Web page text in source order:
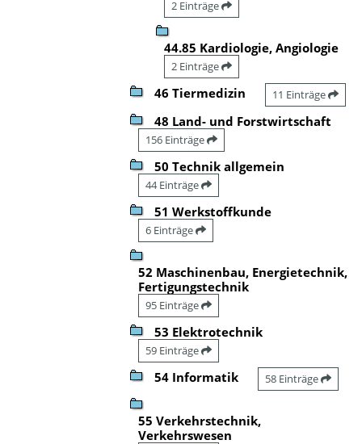
2 Einträge
44.85 Kardiologie, Angiologie
2 Einträge
46 Tiermedizin 11 Einträge
48 Land- und Forstwirtschaft
156 Einträge
50 Technik allgemein
44 Einträge
51 Werkstoffkunde
6 Einträge
52 Maschinenbau, Energietechnik,
Fertigungstechnik
95 Einträge
53 Elektrotechnik
59 Einträge
54 Informatik 58 Einträge
55 Verkehrstechnik,
Verkehrswesen